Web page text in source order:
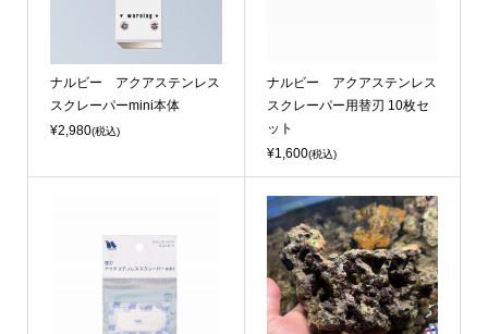
ナルビー アクアステンレス
スクレーパーmini本体
¥2,980(税込)
ナルビー アクアステンレス
スクレーパー用替刃 10枚セ
ット
¥1,600(税込)